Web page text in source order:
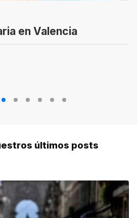
en Valencia
3 4 5 6
últimos posts